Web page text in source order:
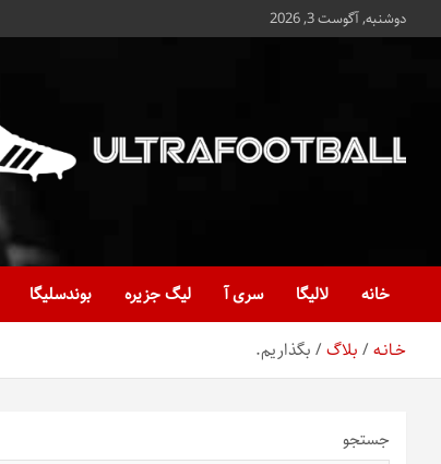
محتوا
دوشنبه, آگوست 3, 2026
Ultrafootball
خانه
لالیگا سری آ لیگ جزیره بوندسلیگا
خـانـه بلاگ بگذاریم.
جستجو